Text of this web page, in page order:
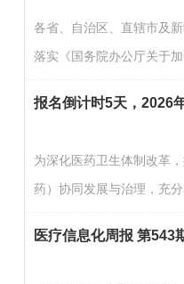
即将启动。现面向全社会
界创新力量踊跃参与。一
同治理与健康数据赋能，
策、重点人群服务、数据
各省、自治区、直辖市及
落实《国务院办公厅关于
厅、国家中医药局办公室
工作的通知》（国卫办医
续推动国家公立医院绩效
级公立医院（不含中医医
通知如下：一、确定参加
为深化医药卫生体制改革
药）协同发展与治理，充
疗保障局联合主办，北京
即将启动。现面向全社会